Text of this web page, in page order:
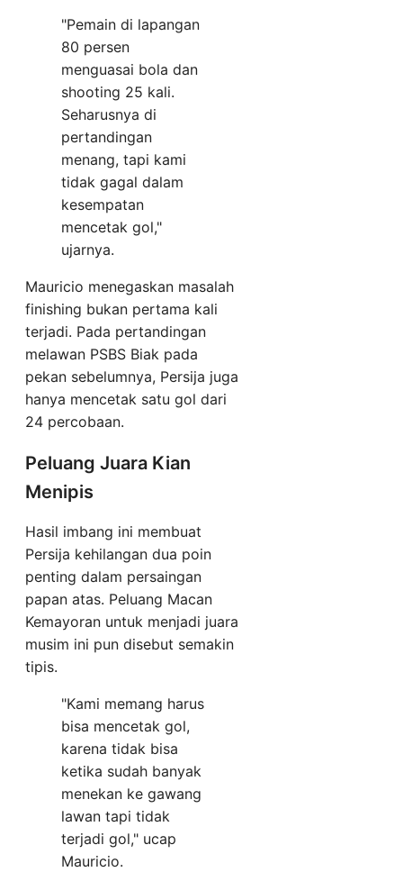
"Pemain di lapangan
80 persen
menguasai bola dan
shooting 25 kali.
Seharusnya di
pertandingan
menang, tapi kami
tidak gagal dalam
kesempatan
mencetak gol,"
ujarnya.
Mauricio menegaskan masalah
finishing bukan pertama kali
terjadi. Pada pertandingan
melawan PSBS Biak pada
pekan sebelumnya, Persija juga
hanya mencetak satu gol dari
24 percobaan.
Peluang Juara Kian
Menipis
Hasil imbang ini membuat
Persija kehilangan dua poin
penting dalam persaingan
papan atas. Peluang Macan
Kemayoran untuk menjadi juara
musim ini pun disebut semakin
tipis.
"Kami memang harus
bisa mencetak gol,
karena tidak bisa
ketika sudah banyak
menekan ke gawang
lawan tapi tidak
terjadi gol," ucap
Mauricio.